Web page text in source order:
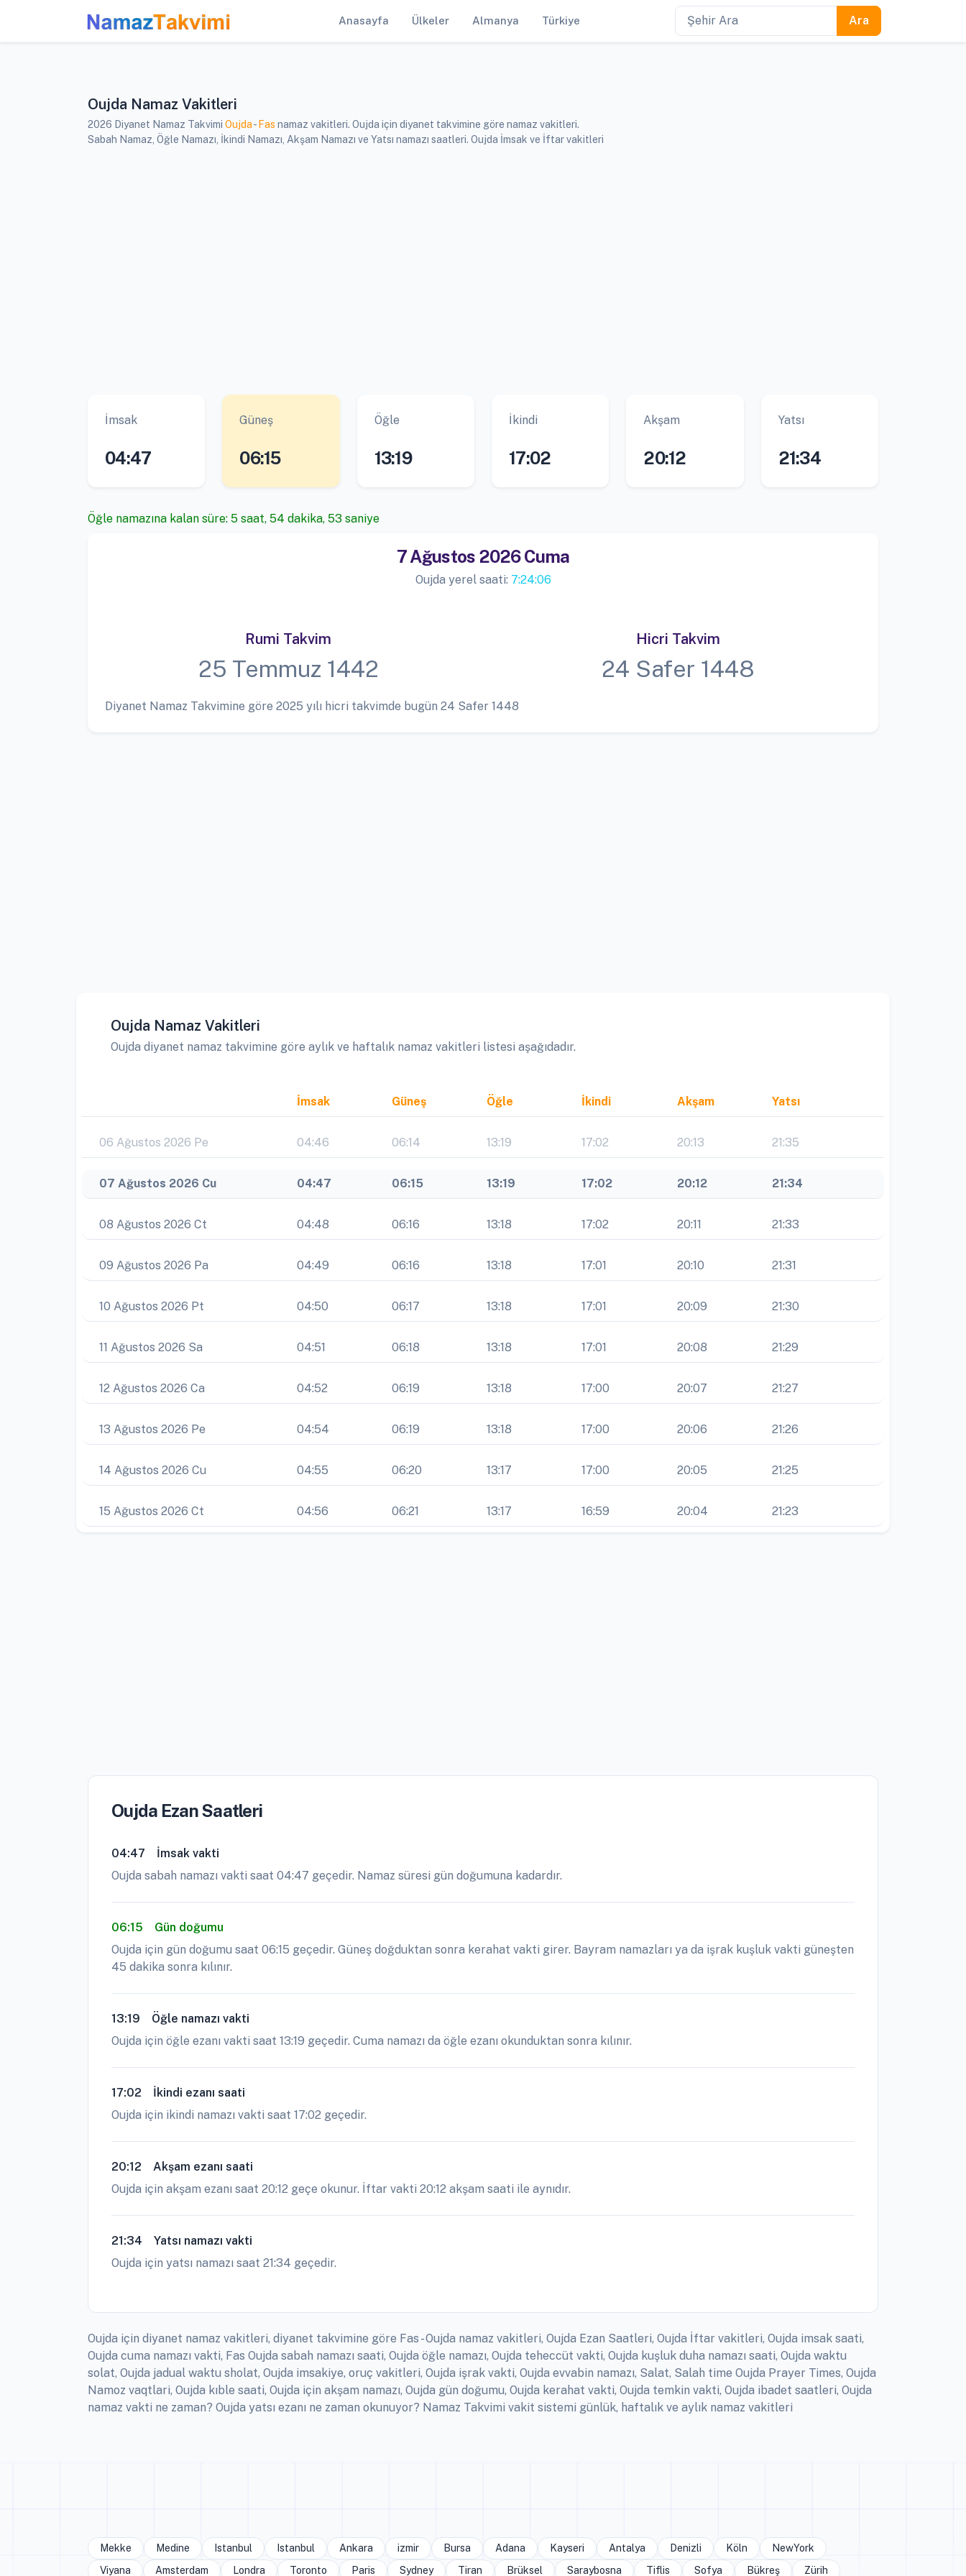
Anasayfa Ülkeler Almanya Türkiye
Oujda Namaz Vakitleri
2026 Diyanet Namaz Takvimi Oujda- Fas namaz vakitleri. Oujda için diyanet takvimine göre namaz vakitleri.
Sabah Namaz, Öğle Namazı, İkindi Namazı, Akşam Namazı ve Yatsı namazı saatleri. Oujda İmsak ve İftar vakitleri
İmsak
04:47
Güneş
06:15
Öğle
13:19
İkindi
17:02
Akşam
20:12
Yatsı
21:34
Öğle namazına kalan süre: 5 saat, 54 dakika, 53 saniye
7 Ağustos 2026 Cuma
Oujda yerel saati: 7:24:06
Rumi Takvim
25 Temmuz 1442
Hicri Takvim
24 Safer 1448
Diyanet Namaz Takvimine göre 2025 yılı hicri takvimde bugün 24 Safer 1448
Oujda Namaz Vakitleri
Oujda diyanet namaz takvimine göre aylık ve haftalık namaz vakitleri listesi aşağıdadır.
İmsak Güneş Öğle İkindi Akşam Yatsı
06 Ağustos 2026 Pe 04:46 06:14 13:19 17:02 20:13 21:35
07 Ağustos 2026 Cu 04:47 06:15 13:19 17:02 20:12 21:34
08 Ağustos 2026 Ct 04:48 06:16 13:18 17:02 20:11 21:33
09 Ağustos 2026 Pa 04:49 06:16 13:18 17:01 20:10 21:31
10 Ağustos 2026 Pt 04:50 06:17 13:18 17:01 20:09 21:30
11 Ağustos 2026 Sa 04:51 06:18 13:18 17:01 20:08 21:29
12 Ağustos 2026 Ca 04:52 06:19 13:18 17:00 20:07 21:27
13 Ağustos 2026 Pe 04:54 06:19 13:18 17:00 20:06 21:26
14 Ağustos 2026 Cu 04:55 06:20 13:17 17:00 20:05 21:25
15 Ağustos 2026 Ct 04:56 06:21 13:17 16:59 20:04 21:23
Oujda Ezan Saatleri
04:47
İmsak vakti
Oujda sabah namazı vakti saat 04:47 geçedir. Namaz süresi gün doğumuna kadardır.
06:15
Gün doğumu
Oujda için gün doğumu saat 06:15 geçedir. Güneş doğduktan sonra kerahat vakti girer. Bayram namazları ya da işrak kuşluk vakti güneşten
45 dakika sonra kılınır.
13:19
Öğle namazı vakti
Oujda için öğle ezanı vakti saat 13:19 geçedir. Cuma namazı da öğle ezanı okunduktan sonra kılınır.
17:02
İkindi ezanı saati
Oujda için ikindi namazı vakti saat 17:02 geçedir.
20:12
Akşam ezanı saati
Oujda için akşam ezanı saat 20:12 geçe okunur. İftar vakti 20:12 akşam saati ile aynıdır.
21:34
Yatsı namazı vakti
Oujda için yatsı namazı saat 21:34 geçedir.
Oujda için diyanet namaz vakitleri, diyanet takvimine göre Fas - Oujda namaz vakitleri, Oujda Ezan Saatleri, Oujda İftar vakitleri, Oujda imsak saati,
Oujda cuma namazı vakti, Fas Oujda sabah namazı saati, Oujda öğle namazı, Oujda teheccüt vakti, Oujda kuşluk duha namazı saati, Oujda waktu
solat, Oujda jadual waktu sholat, Oujda imsakiye, oruç vakitleri, Oujda işrak vakti, Oujda evvabin namazı, Salat, Salah time Oujda Prayer Times, Oujda
Namoz vaqtlari, Oujda kıble saati, Oujda için akşam namazı, Oujda gün doğumu, Oujda kerahat vakti, Oujda temkin vakti, Oujda ibadet saatleri, Oujda
namaz vakti ne zaman? Oujda yatsı ezanı ne zaman okunuyor? Namaz Takvimi vakit sistemi günlük, haftalık ve aylık namaz vakitleri
Mekke Medine Istanbul Istanbul Ankara izmir Bursa Adana Kayseri Antalya Denizli Köln
NewYork
Viyana
Amsterdam Londra Toronto Paris Sydney Tiran Brüksel Saraybosna Tiflis Sofya Bükreş Zürih